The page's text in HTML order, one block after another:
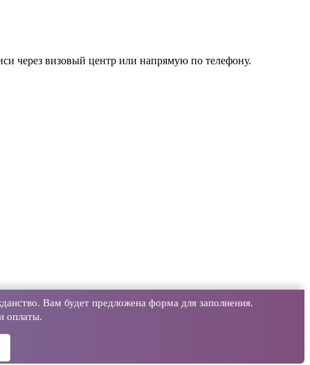
через визовый центр или напрямую по телефону.
Вам будет предложена форма для заполнения.
оплаты.